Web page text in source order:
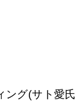
ング(サト愛